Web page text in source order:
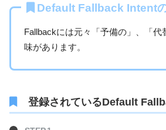
Default Fallback Intent
Fallbackには元々「予備の」、「代
味があります。
登録されているDefault